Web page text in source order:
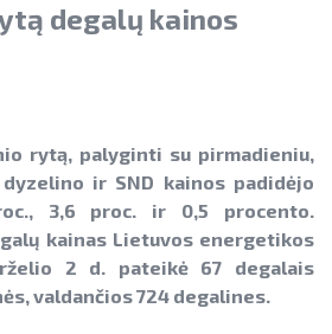
prašymų formos, dokumentai
KEITIMAS
ENERGIJOS KAUPIMO
SAULĖS ELEKTRINĖMS
AEI statistika
kaupimo įrenginių kainos
bendrijos
vėjo energetikos plėtra
plano įgyvendinimo
išsamiai
energetikos sektorius
dujų sektorius
apie paslaugų teikimą
degalų kainos
rytą, palyginti su pirmadieniu,
ir SND kainos padidėjo
3,6 proc. ir 0,5 procento.
kainas Lietuvos energetikos
2 d. pateikė 67 degalais
valdančios 724 degalines.